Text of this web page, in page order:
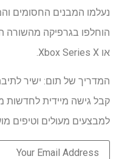
נעלמו המבנים החסומים
או Xbox Series X.
המדריך של תום: ישיר
קבל גישה מיידית לחדשות
למבצעים מעולים וטיפים